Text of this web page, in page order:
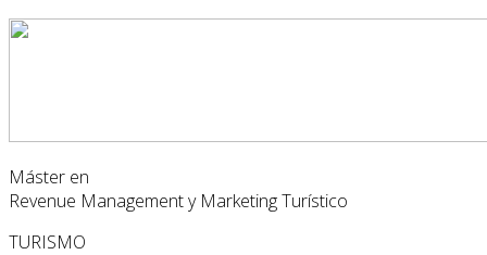
Máster en
Revenue Management y Marketing Turístico
TURISMO